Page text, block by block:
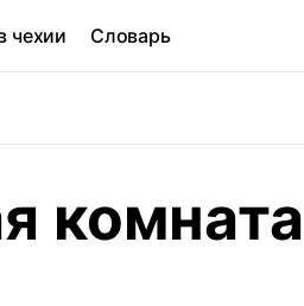
чехии Словарь
комната